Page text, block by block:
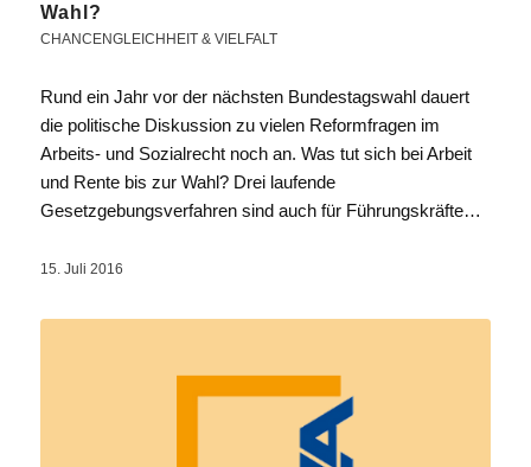
Wahl?
CHANCENGLEICHHEIT & VIELFALT
Rund ein Jahr vor der nächsten Bundestagswahl dauert
die politische Diskussion zu vielen Reformfragen im
Arbeits- und Sozialrecht noch an. Was tut sich bei Arbeit
und Rente bis zur Wahl? Drei laufende
Gesetzgebungsverfahren sind auch für Führungskräfte…
15. Juli 2016